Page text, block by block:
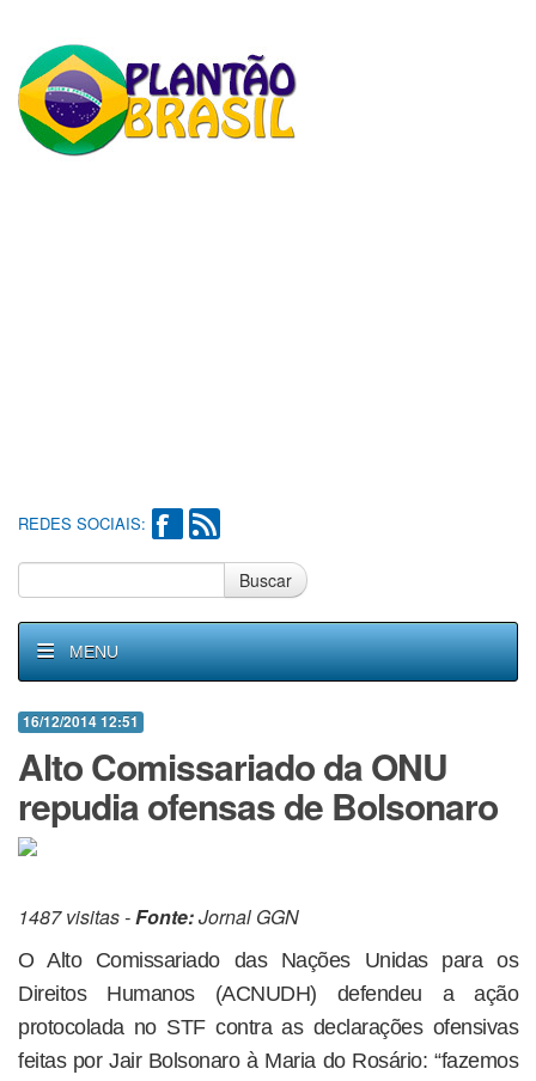
REDES SOCIAIS:
Buscar
MENU
16/12/2014 12:51
Alto Comissariado da ONU
repudia ofensas de Bolsonaro
1487 visitas -Fonte:Jornal GGN
O Alto Comissariado das Nações Unidas para os
Direitos Humanos (ACNUDH) defendeu a ação
protocolada no STF contra as declarações ofensivas
feitas por Jair Bolsonaro à Maria do Rosário: “fazemos